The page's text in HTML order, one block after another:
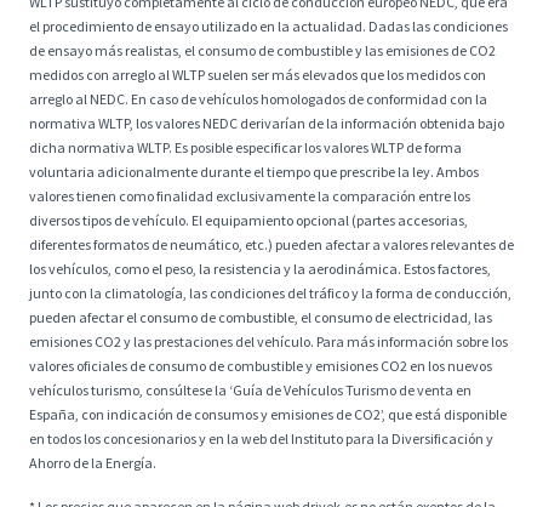
el procedimiento de ensayo utilizado en la actualidad. Dadas las condiciones
de ensayo más realistas, el consumo de combustible y las emisiones de CO2
medidos con arreglo al WLTP suelen ser más elevados que los medidos con
arreglo al NEDC. En caso de vehículos homologados de conformidad con la
normativa WLTP, los valores NEDC derivarían de la información obtenida bajo
dicha normativa WLTP. Es posible especificar los valores WLTP de forma
voluntaria adicionalmente durante el tiempo que prescribe la ley. Ambos
valores tienen como finalidad exclusivamente la comparación entre los
diversos tipos de vehículo. El equipamiento opcional (partes accesorias,
diferentes formatos de neumático, etc.) pueden afectar a valores relevantes de
los vehículos, como el peso, la resistencia y la aerodinámica. Estos factores,
junto con la climatología, las condiciones del tráfico y la forma de conducción,
pueden afectar el consumo de combustible, el consumo de electricidad, las
emisiones CO2 y las prestaciones del vehículo. Para más información sobre los
valores oficiales de consumo de combustible y emisiones CO2 en los nuevos
vehículos turismo, consúltese la ‘Guía de Vehículos Turismo de venta en
España, con indicación de consumos y emisiones de CO2’, que está disponible
en todos los concesionarios y en la web del Instituto para la Diversificación y
Ahorro de la Energía.